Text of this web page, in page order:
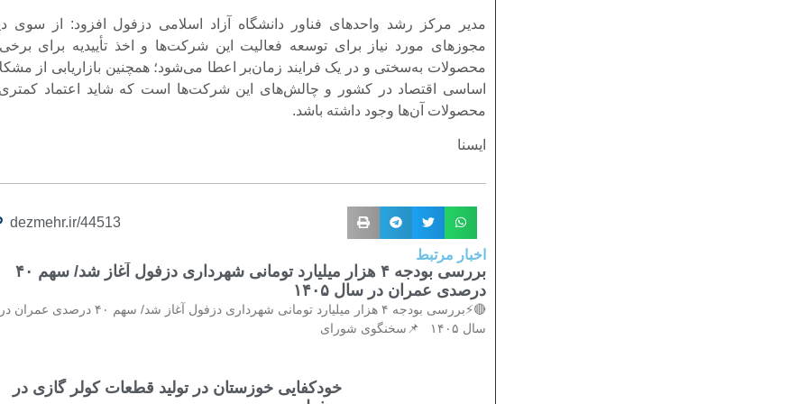
مدیر مرکز رشد واحدهای فناور دانشگاه آزاد اسلامی دزفول افزود: از سوی
مجوزهای مورد نیاز برای توسعه فعالیت این شرکت‌ها و اخذ تأییدیه برای برخی
محصولات به‌سختی و در یک فرایند زمان‌بر اعطا می‌شود؛ همچنین بازاریابی از
اساسی اقتصاد در کشور و چالش‌های این شرکت‌ها است که شاید اعتماد
محصولات آن‌ها وجود داشته باشد.
ایسنا
dezmehr.ir/44513
اخبار مرتبط
بررسی بودجه ۴ هزار میلیارد تومانی شهرداری دزفول آغاز شد/ سهم ۴۰
درصدی عمران در سال ۱۴۰۵
🔴⚡بررسی بودجه ۴ هزار میلیارد تومانی شهرداری دزفول آغاز شد/ سهم ۴۰ درصدی عمران در
سال ۱۴۰۵ 📌سخنگوی شورای
خودکفایی خوزستان در تولید قطعات کولر گازی در